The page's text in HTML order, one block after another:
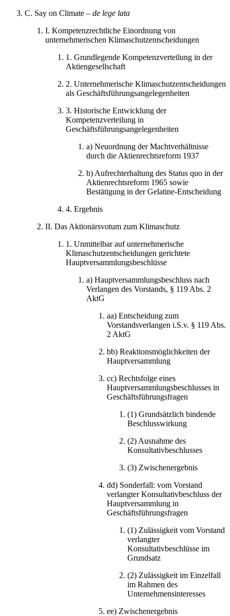
C. Say on Climate – de lege lata
I. Kompetenzrechtliche Einordnung von
unternehmerischen Klimaschutzentscheidungen
1. Grundlegende Kompetenzverteilung in der
Aktiengesellschaft
2. Unternehmerische Klimaschutzentscheidungen
als Geschäftsführungsangelegenheiten
3. Historische Entwicklung der
Kompetenzverteilung in
Geschäftsführungsangelegenheiten
a) Neuordnung der Machtverhältnisse
durch die Aktienrechtsreform 1937
b) Aufrechterhaltung des Status quo in der
Aktienrechtsreform 1965 sowie
Bestätigung in der Gelatine-Entscheidung
4. Ergebnis
II. Das Aktionärsvotum zum Klimaschutz
1. Unmittelbar auf unternehmerische
Klimaschutzentscheidungen gerichtete
Hauptversammlungsbeschlüsse
a) Hauptversammlungsbeschluss nach
Verlangen des Vorstands, § 119 Abs. 2
AktG
aa) Entscheidung zum
Vorstandsverlangen i.S.v. § 119 Abs.
2 AktG
bb) Reaktionsmöglichkeiten der
Hauptversammlung
cc) Rechtsfolge eines
Hauptversammlungsbeschlusses in
Geschäftsführungsfragen
(1) Grundsätzlich bindende
Beschlusswirkung
(2) Ausnahme des
Konsultativbeschlusses
(3) Zwischenergebnis
dd) Sonderfall: vom Vorstand
verlangter Konsultativbeschluss der
Hauptversammlung in
Geschäftsführungsfragen
(1) Zulässigkeit vom Vorstand
verlangter
Konsultativbeschlüsse im
Grundsatz
(2) Zulässigkeit im Einzelfall
im Rahmen des
Unternehmensinteresses
ee) Zwischenergebnis